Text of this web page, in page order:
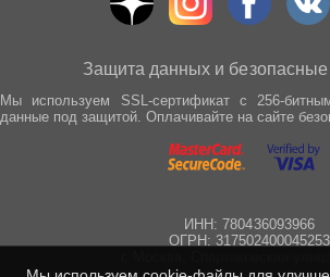
Защита данных и безопасные
Мы используем SSL-сертификат с 256-
данные под защитой. Оплачивайте на сайте
ИНН: 780436093966
ОГРН: 317502400045253